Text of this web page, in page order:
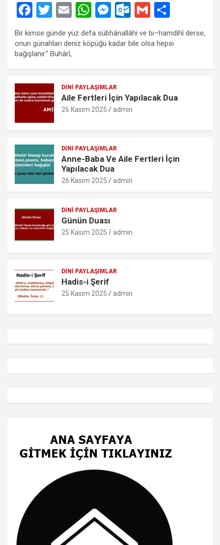
F
ce
b
o
o
k
T
wi
tt
er
E
m
ail
W
h
at
A
p
p
M
es
se
g
er
O
ut
lo
k.
o
G
m
ail
h
ar
Bir kimse günde yüz defa sübhânallâhi ve bi–hamdihî derse,
onun günahları deniz köpüğü kadar bile olsa hepsi
bağışlanır.” Buhârî,
DINI PAYLAŞIMLAR
Aile Fertleri İçin Yapılacak Dua
26 Kasım 2025 admin
DINI PAYLAŞIMLAR
Anne-Baba Ve Aile Fertleri İçin
Yapılacak Dua
26 Kasım 2025 admin
DINI PAYLAŞIMLAR
Günün Duası
25 Kasım 2025 admin
DINI PAYLAŞIMLAR
Hadis-i Şerif
25 Kasım 2025 admin